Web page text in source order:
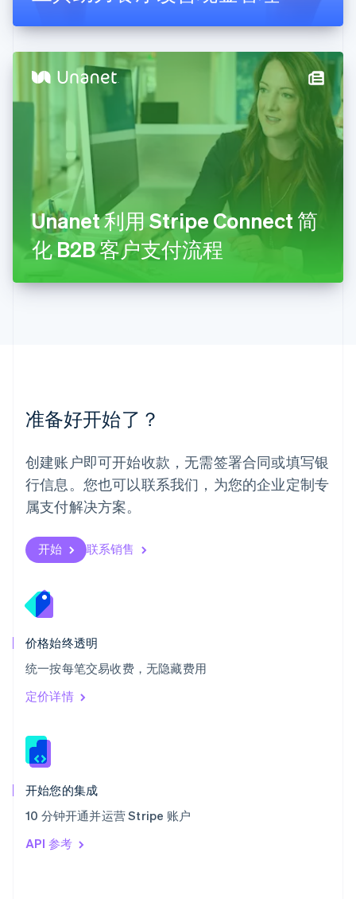
Unanet 利用 Stripe Connect 简
化 B2B 客户支付流程
准备好开始了？
创建账户即可开始收款，无需签署合同或填写银
行信息。您也可以联系我们，为您的企业定制专
属支付解决方案。
开始 联系销售
价格始终透明
统一按每笔交易收费，无隐藏费用
定价详情
开始您的集成
10 分钟开通并运营 Stripe 账户
API 参考
克罗地亚
English
列支敦士登
English
卢森堡
Français Deutsch
罗马尼亚
English
马尔他
English
马来西亚
简体中文
美国
日本
日本語English
SvenskaEnglish
瑞士
DeutschFrançais ItalianoEnglish
塞浦路斯
斯洛伐克
English
English
泰国
ไทย
希腊
English
西班牙
Español
新加坡
新西兰
匈牙利
English
ItalianoEnglish
印度
English